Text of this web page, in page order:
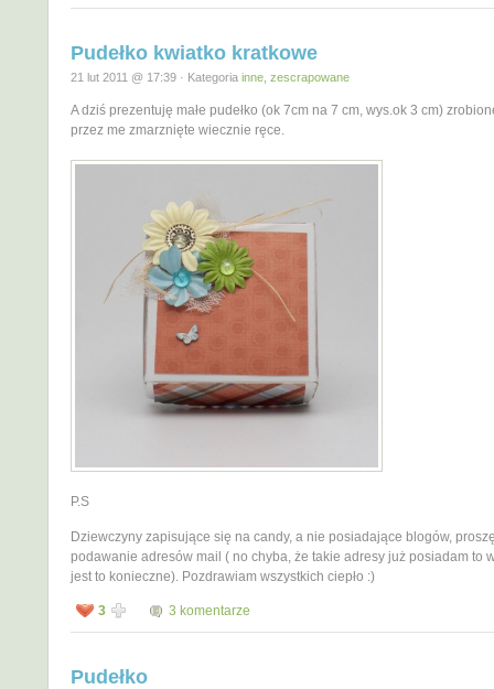
Pudełko kwiatko kratkowe
21 lut 2011 @ 17:39 · Kategoria inne zescrapowane
A dziś prezentuję małe pudełko (ok 7cm na 7 cm, wys.ok 3 cm)
przez me zmarznięte wiecznie ręce.
P.S
Dziewczyny zapisujące się na candy, a nie posiadające blogów,
podawanie adresów mail ( no chyba, że takie adresy już posiadam to
jest to konieczne). Pozdrawiam wszystkich ciepło :)
3 3 komentarze
Pudełko